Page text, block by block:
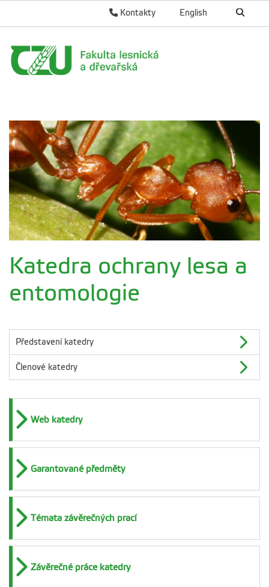
English
Kontakty
Katedra ochrany lesa a
entomologie
Představení katedry
Členové katedry
Web katedry
Garantované předměty
Témata závěrečných prací
Závěrečné práce katedry